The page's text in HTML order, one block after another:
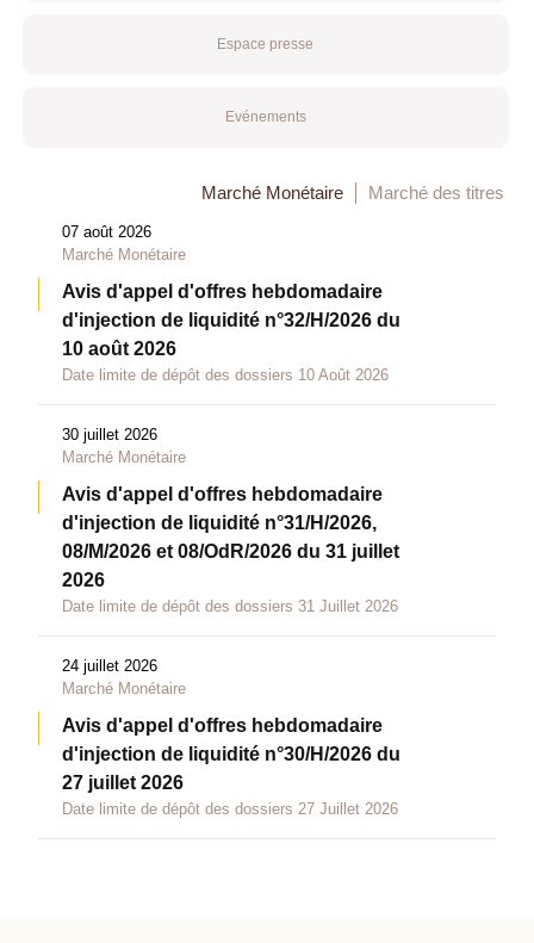
Espace presse
Evénements
Marché Monétaire Marché des titres
07 août 2026
Marché Monétaire
Avis d'appel d'offres hebdomadaire
d'injection de liquidité n°32/H/2026 du
10 août 2026
Date limite de dépôt des dossiers 10 Août 2026
30 juillet 2026
Marché Monétaire
Avis d'appel d'offres hebdomadaire
d'injection de liquidité n°31/H/2026,
08/M/2026 et 08/OdR/2026 du 31 juillet
2026
Date limite de dépôt des dossiers 31 Juillet 2026
24 juillet 2026
Marché Monétaire
Avis d'appel d'offres hebdomadaire
d'injection de liquidité n°30/H/2026 du
27 juillet 2026
Date limite de dépôt des dossiers 27 Juillet 2026